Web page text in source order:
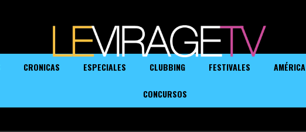
CRONICAS ESPECIALES CLUBBING FESTIVALES AMÉRICA
CONCURSOS